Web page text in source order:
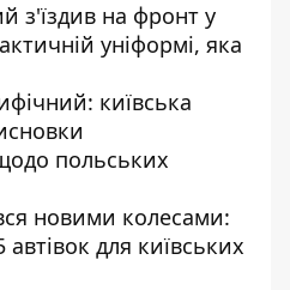
з'їздив на фронт у
уніформі, яка
київська
польських
новими колесами:
для київських